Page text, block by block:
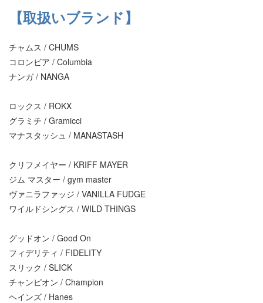
【取扱いブランド】
チャムス / CHUMS
コロンビア / Columbia
ナンガ / NANGA
ロックス / ROKX
グラミチ / Gramicci
マナスタッシュ / MANASTASH
クリフメイヤー / KRIFF MAYER
ジム マスター / gym master
ヴァニラファッジ / VANILLA FUDGE
ワイルドシングス / WILD THINGS
グッドオン / Good On
フィデリティ / FIDELITY
スリック / SLICK
チャンピオン / Champion
ヘインズ / Hanes